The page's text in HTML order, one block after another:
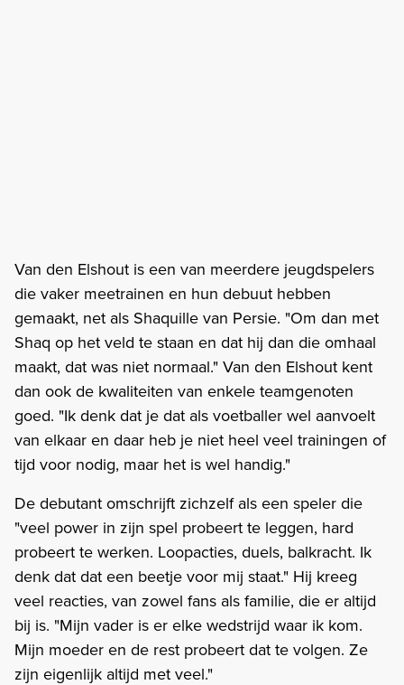
Van den Elshout is een van meerdere jeugdspelers
die vaker meetrainen en hun debuut hebben
gemaakt, net als Shaquille van Persie. "Om dan met
Shaq op het veld te staan en dat hij dan die omhaal
maakt, dat was niet normaal." Van den Elshout kent
dan ook de kwaliteiten van enkele teamgenoten
goed. "Ik denk dat je dat als voetballer wel aanvoelt
van elkaar en daar heb je niet heel veel trainingen of
tijd voor nodig, maar het is wel handig."
De debutant omschrijft zichzelf als een speler die
"veel power in zijn spel probeert te leggen, hard
probeert te werken. Loopacties, duels, balkracht. Ik
denk dat dat een beetje voor mij staat." Hij kreeg
veel reacties, van zowel fans als familie, die er altijd
bij is. "Mijn vader is er elke wedstrijd waar ik kom.
Mijn moeder en de rest probeert dat te volgen. Ze
zijn eigenlijk altijd met veel."